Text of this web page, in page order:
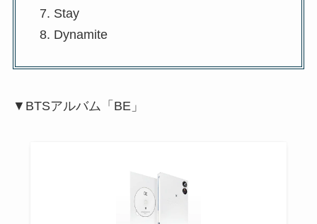
Stay
Dynamite
▼BTSアルバム「BE」